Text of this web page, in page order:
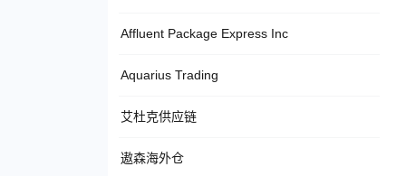
Affluent Package Express Inc
Aquarius Trading
艾杜克供应链
遨森海外仓